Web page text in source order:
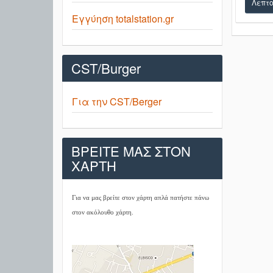
Εγγύηση totalstation.gr
CST/Burger
Για την CST/Berger
ΒΡΕΙΤΕ ΜΑΣ ΣΤΟΝ
ΧΑΡΤΗ
Για να μας βρείτε στον χάρτη απλά πατήστε πάνω
στον ακόλουθο χάρτη.